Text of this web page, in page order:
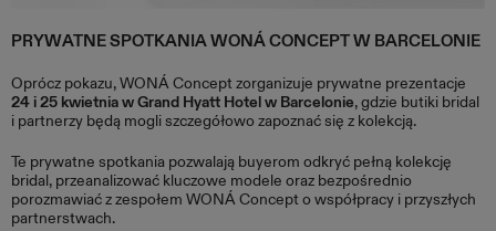
PRYWATNE SPOTKANIA WONÁ CONCEPT W BARCELONIE
Oprócz pokazu, WONÁ Concept zorganizuje prywatne prezentacje
24 i 25 kwietnia w Grand Hyatt Hotel w Barcelonie, gdzie butiki bridal
i partnerzy będą mogli szczegółowo zapoznać się z kolekcją.
Te prywatne spotkania pozwalają buyerom odkryć pełną kolekcję
bridal, przeanalizować kluczowe modele oraz bezpośrednio
porozmawiać z zespołem WONÁ Concept o współpracy i przyszłych
partnerstwach.